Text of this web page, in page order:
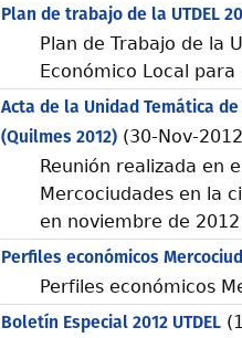
Plan de trabajo de la UTDEL
Plan de Trabajo de la
Económico Local
Acta de la Unidad Temática
(Quilmes 2012)(30-Nov-
Reunión realizada en
Mercociudades en la
en noviembre de 2012
Perfiles económicos
Perfiles económicos
Boletín Especial 2012 UTDEL